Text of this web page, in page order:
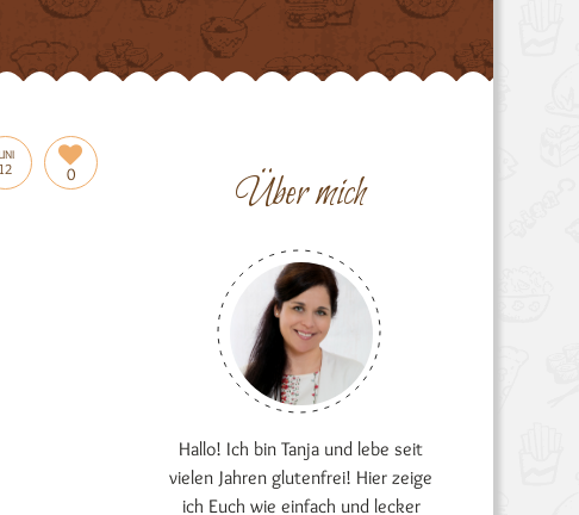
12 0 Über mich
Hallo! Ich bin Tanja und lebe seit
vielen Jahren glutenfrei! Hier zeige
ich Euch wie einfach und lecker